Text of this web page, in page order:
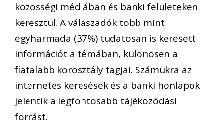
közösségi médiában és banki felületeken
keresztül. A válaszadók több mint
egyharmada (37%) tudatosan is keresett
információt a témában, különösen a
fiatalabb korosztály tagjai. Számukra az
internetes keresések és a banki honlapok
jelentik a legfontosabb tájékozódási
forrást.